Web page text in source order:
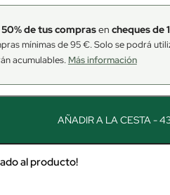
50% de tus comprasen cheques de
mínimas de 95 €. Solo se podrá
acumulables. Más información
AÑADIR A LA CESTA -
al producto!